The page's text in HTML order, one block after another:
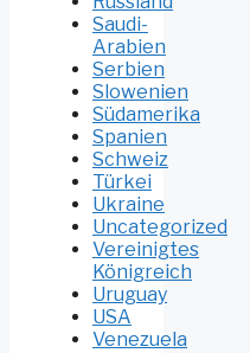
Saudi-
Arabien
Serbien
Slowenien
Südamerika
Spanien
Schweiz
Türkei
Ukraine
Uncategorized
Vereinigtes
Königreich
Uruguay
USA
Venezuela